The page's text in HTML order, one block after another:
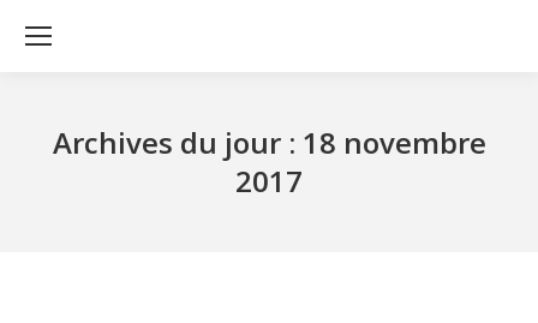
Archives du jour : 18 novembre
2017